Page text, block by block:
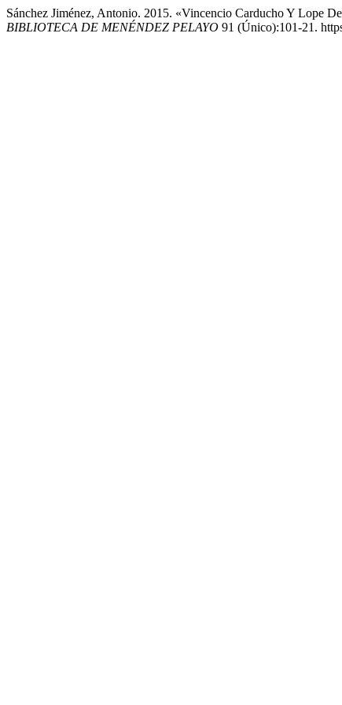
Sánchez Jiménez, Antonio. 2015. «Vincencio Carducho Y Lope
BIBLIOTECA DE MENÉNDEZ PELAYO 91 (Único):101-21.